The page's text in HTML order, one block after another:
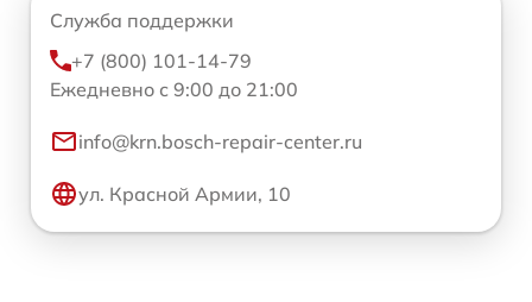
Служба поддержки
+7 (800) 101-14-79
Ежедневно с 9:00 до 21:00
info@krn.bosch-repair-center.ru
ул. Красной Армии, 10